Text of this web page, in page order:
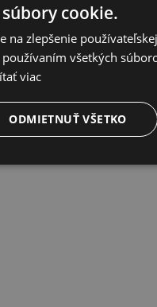
cookie.
zlepšenie
všetkých
viac
ODMIETNUŤ VŠETKO